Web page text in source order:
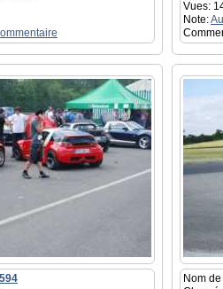
Vues:
Note:
Nom